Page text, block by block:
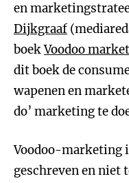
en
Dijkgraaf
boekVoodoo
dit boek de
wapenen en
do’ marketing te
Voodoo-marketing
geschreven en niet